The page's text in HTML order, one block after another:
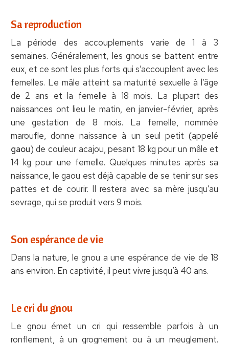
Sa reproduction
La période des accouplements varie de 1 à 3
semaines. Généralement, les gnous se battent entre
eux, et ce sont les plus forts qui s’accouplent avec les
femelles. Le mâle atteint sa maturité sexuelle à l’âge
de 2 ans et la femelle à 18 mois. La plupart des
naissances ont lieu le matin, en janvier-février, après
une gestation de 8 mois. La femelle, nommée
maroufle, donne naissance à un seul petit (appelé
gaou) de couleur acajou, pesant 18 kg pour un mâle et
14 kg pour une femelle. Quelques minutes après sa
naissance, le gaou est déjà capable de se tenir sur ses
pattes et de courir. Il restera avec sa mère jusqu’au
sevrage, qui se produit vers 9 mois.
Son espérance de vie
Dans la nature, le gnou a une espérance de vie de 18
ans environ. En captivité, il peut vivre jusqu’à 40 ans.
Le cri du gnou
Le gnou émet un cri qui ressemble parfois à un
ronflement, à un grognement ou à un meuglement.